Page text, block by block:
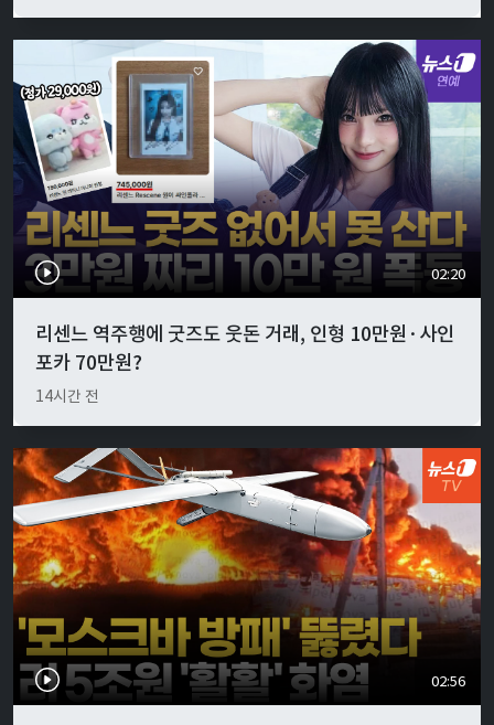
02:20
리센느 역주행에 굿즈도 웃돈 거래, 인형 10만원·사인
포카 70만원?
14시간 전
02:56